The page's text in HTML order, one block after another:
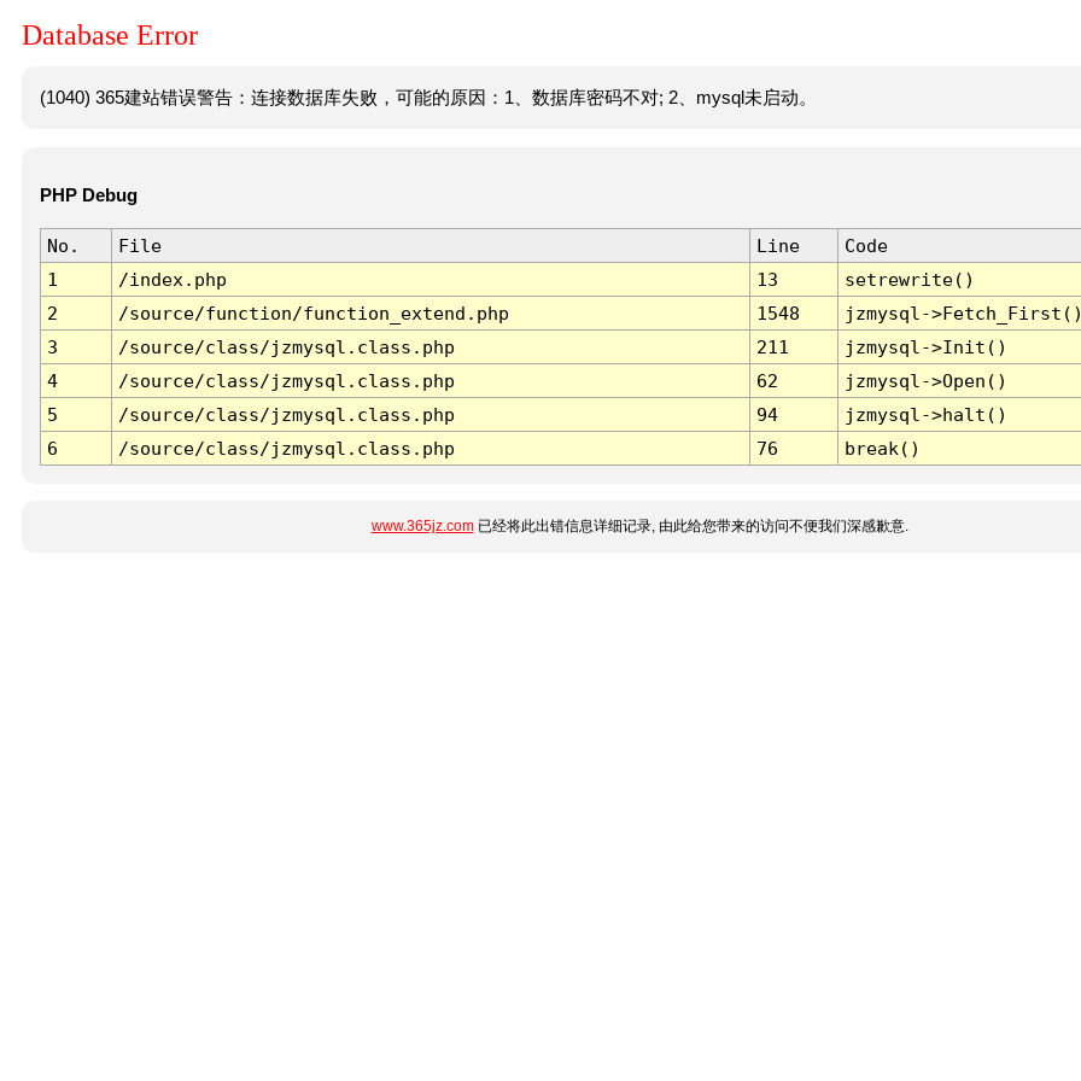
Database Error
(1040) 365建站错误警告：连接数据库失败，可能的原因：1、数据库密码不对; 2、mysql未启动。
PHP Debug
No. File Line
Code
1
/index.php 13
setrewrite()
2
/source/function/function_extend.php 1548
jzmysql-
3
/source/class/jzmysql.class.php 211
jzmysql->Init()
4
/source/class/jzmysql.class.php 62
jzmysql->Open()
5
/source/class/jzmysql.class.php 94
jzmysql->halt()
6
/source/class/jzmysql.class.php 76 break()
www.365jz.com已经将此出错信息详细记录, 由此给您带来的访问不便我们深感歉意.